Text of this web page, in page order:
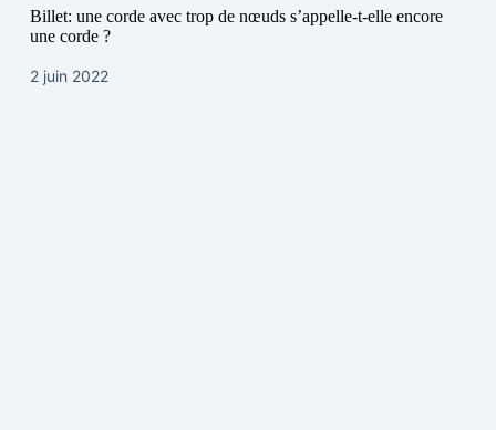
Billet: une corde avec trop de nœuds s’appelle-t-elle encore
une corde ?
2 juin 2022